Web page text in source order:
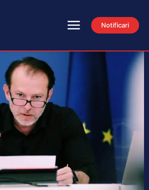
Notificari